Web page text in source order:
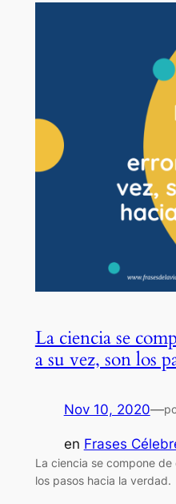
La ciencia se
a su vez, son los
Nov 10, 2020—
en Frases
La ciencia se compone
los pasos hacia la